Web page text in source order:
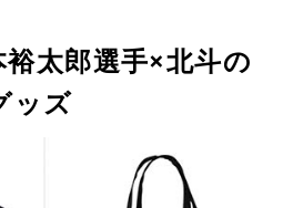
太郎選手×北斗の
ッズ